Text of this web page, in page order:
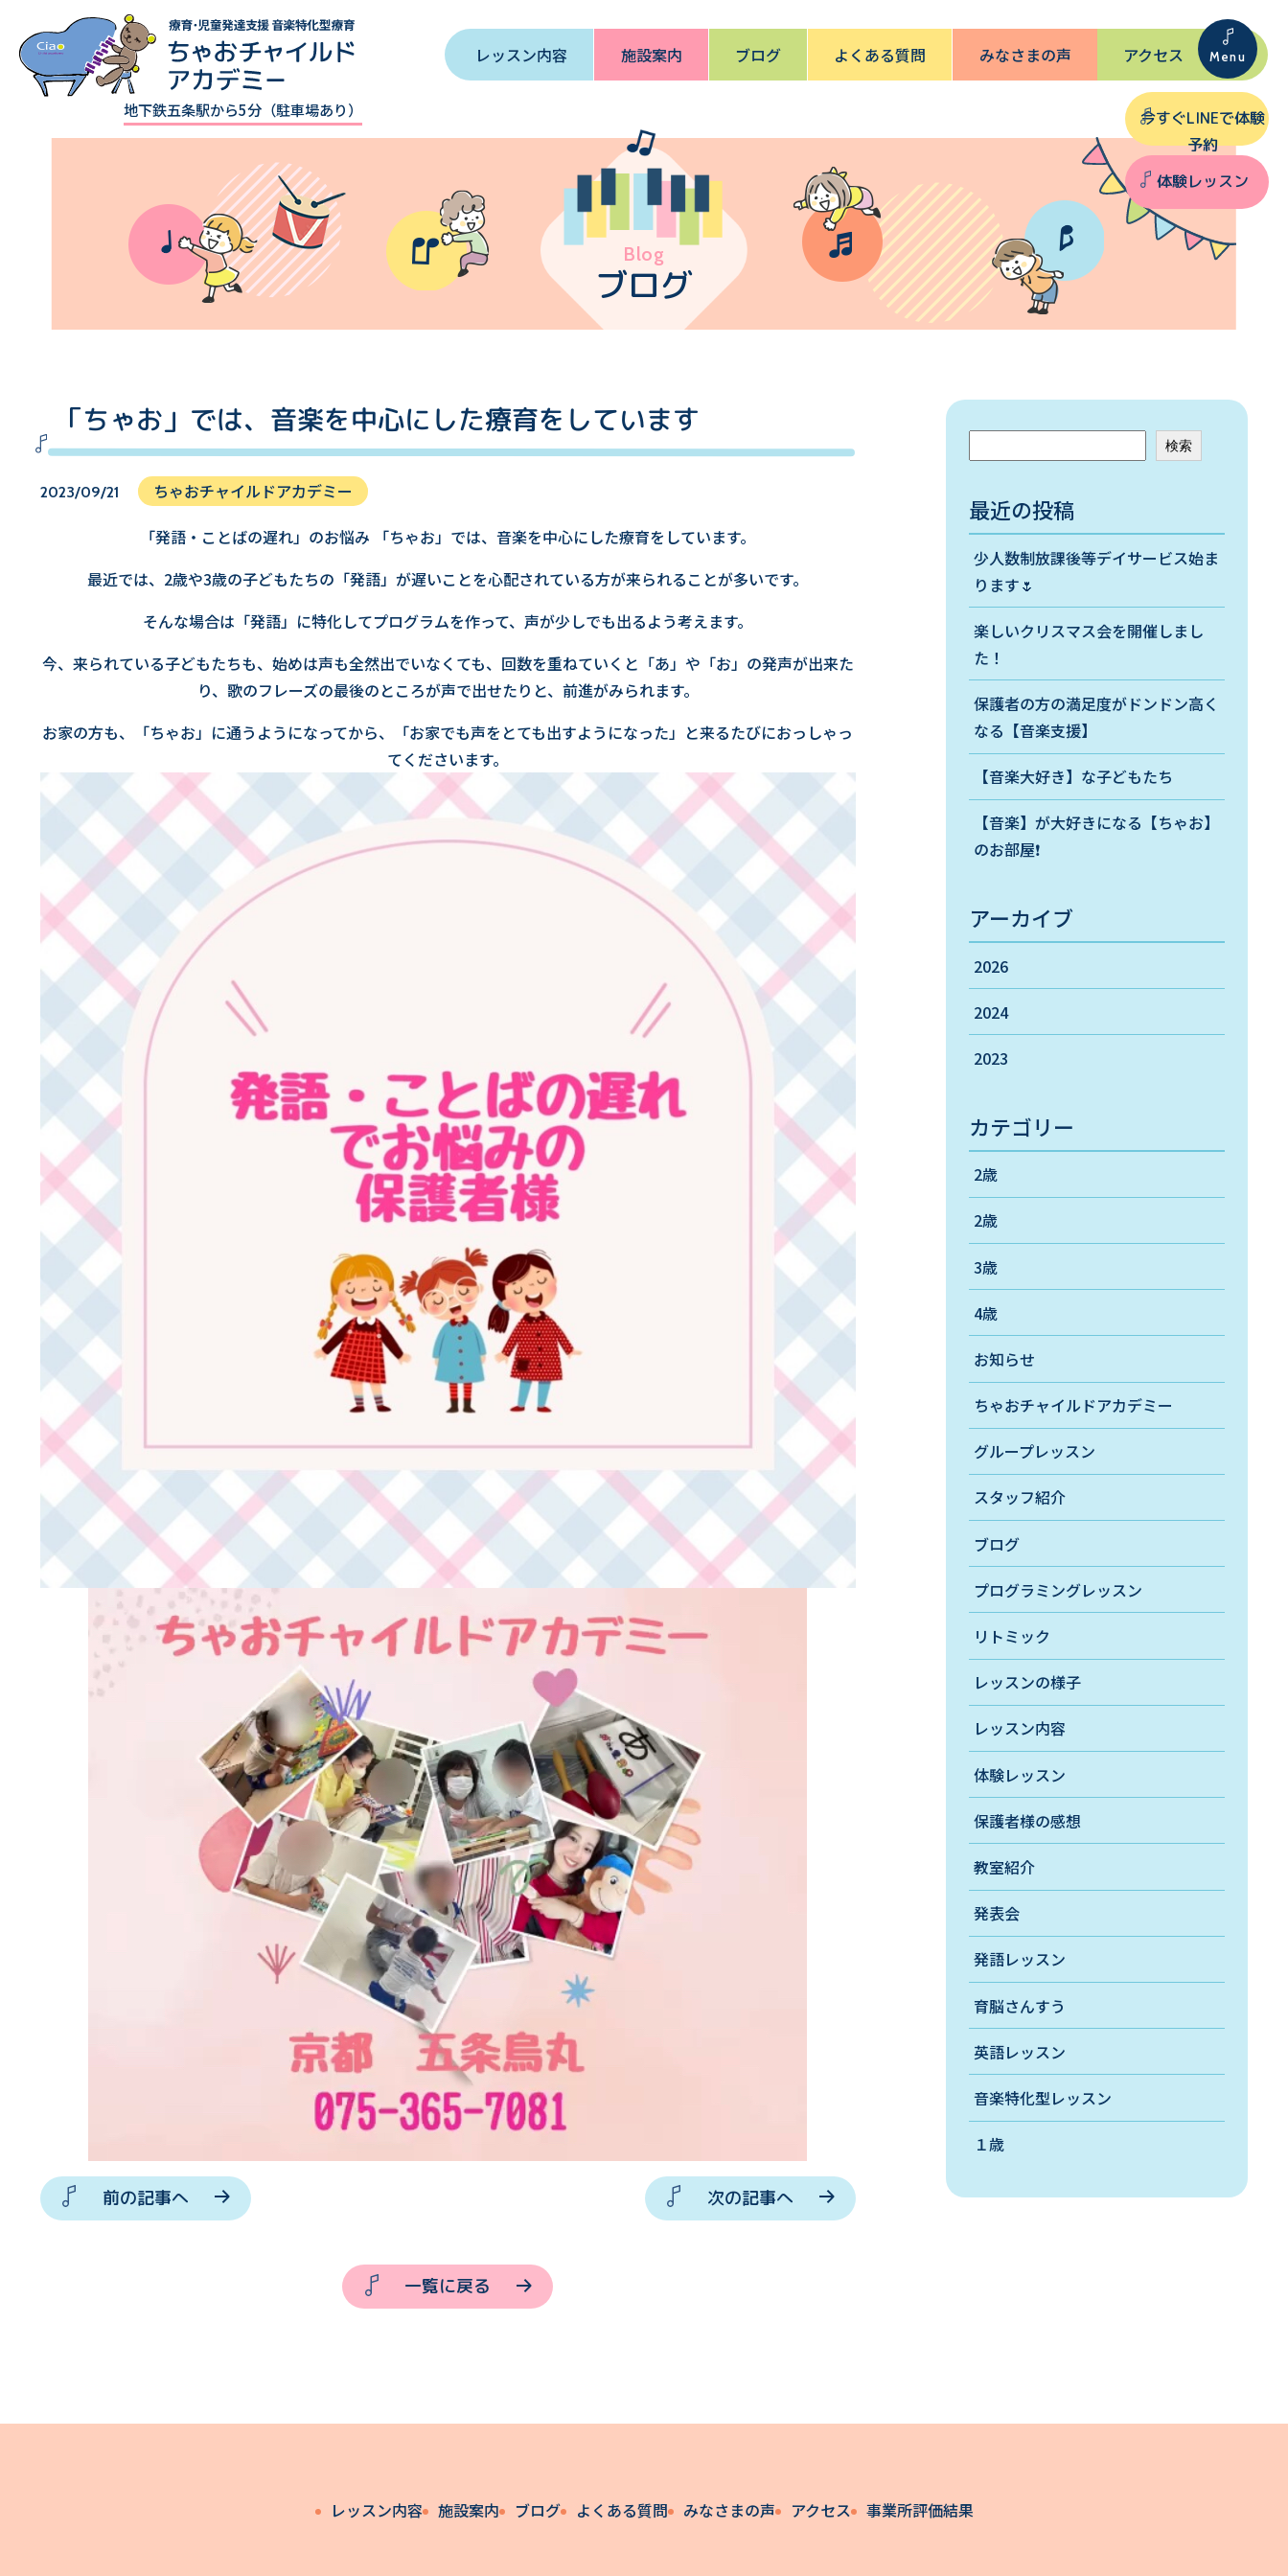
地下鉄五条駅から5分（駐車場あり）
レッスン内容 施設案内 ブログ よくある質問 みなさまの声 アクセス
今すぐLINEで体験
予約
体験レッスン
Blog
ブログ
「ちゃお」では、音楽を中心にした療育をしています
2023/09/21
ちゃおチャイルドアカデミー
「発語・ことばの遅れ」のお悩み 「ちゃお」では、音楽を中心にした療育をしています。
最近では、2歳や3歳の子どもたちの「発語」が遅いことを心配されている方が来られることが多いです。
そんな場合は「発語」に特化してプログラムを作って、声が少しでも出るよう考えます。
今、来られている子どもたちも、始めは声も全然出でいなくても、回数を重ねていくと「あ」や「お」の発声が出来た
り、歌のフレーズの最後のところが声で出せたりと、前進がみられます。
お家の方も、「ちゃお」に通うようになってから、「お家でも声をとても出すようになった」と来るたびにおっしゃっ
てくださいます。
次の記事へ
前の記事へ
一覧に戻る
検索
最近の投稿
少人数制放課後等デイサービス始ま
ります🌷
楽しいクリスマス会を開催しまし
た！
保護者の方の満足度がドンドン高く
なる【音楽支援】
【音楽大好き】な子どもたち
【音楽】が大好きになる【ちゃお】
のお部屋❗️
アーカイブ
2026
2024
2023
カテゴリー
2歳
2歳
3歳
4歳
お知らせ
ちゃおチャイルドアカデミー
グループレッスン
スタッフ紹介
ブログ
プログラミングレッスン
リトミック
レッスンの様子
レッスン内容
体験レッスン
保護者様の感想
教室紹介
発表会
発語レッスン
育脳さんすう
英語レッスン
音楽特化型レッスン
１歳
レッスン内容 施設案内 ブログ よくある質問 みなさまの声 アクセス 事業所評価結果